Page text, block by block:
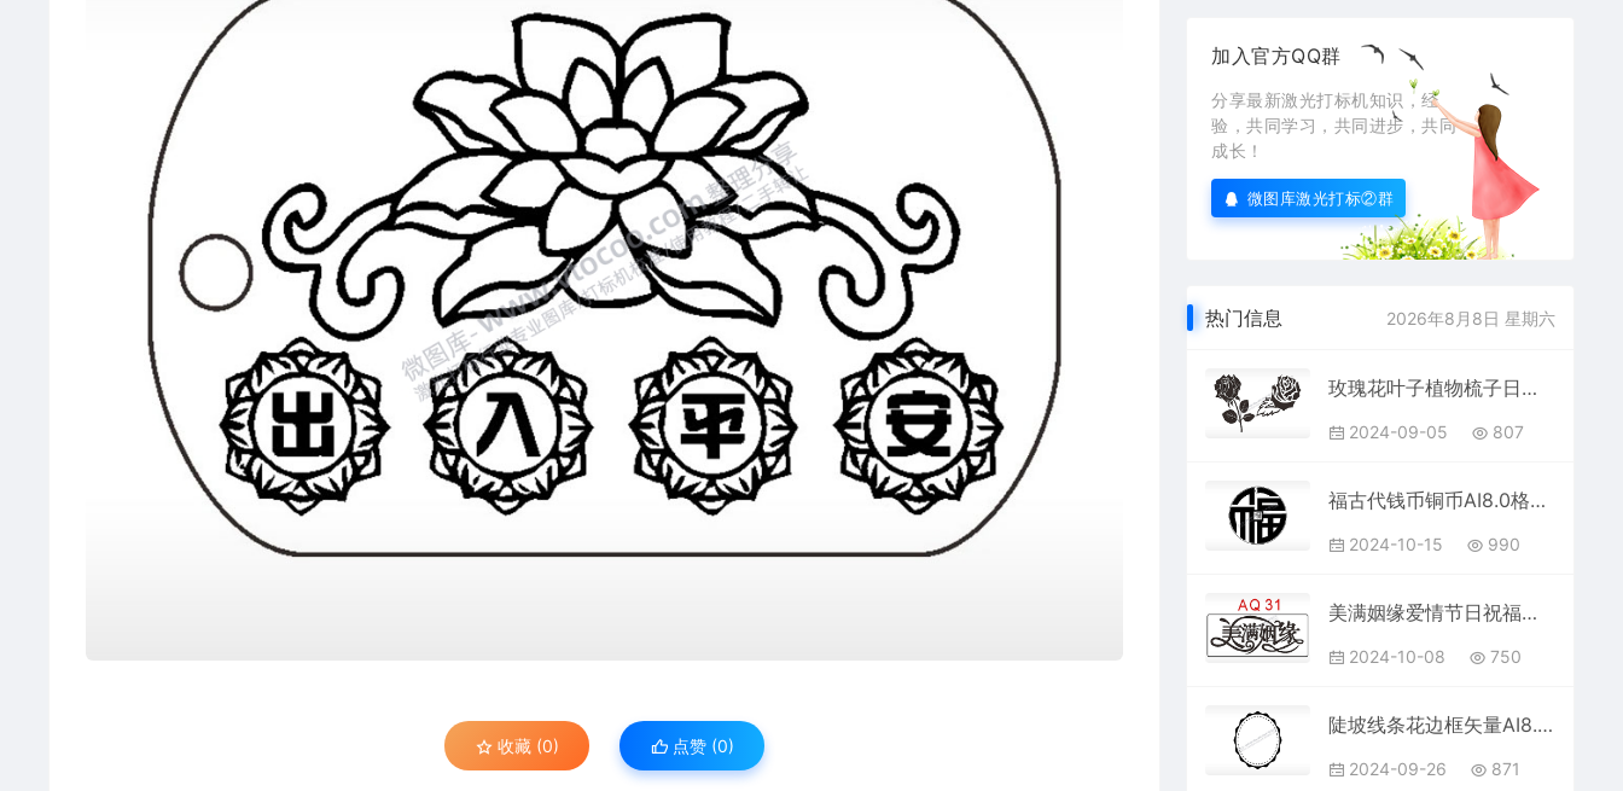
收藏 (0) 点赞 (0)
加入官方QQ群
分享最新激光打标机知识，经
验，共同学习，共同进步，共同
成长！
微图库激光打标②群
热门信息 2026年8月8日 星期六
玫瑰花叶子植物梳子日常用品AI8.0格式激光打标文件通用矢量图
2024-09-05 807
福古代钱币铜币AI8.0格式激光打标文件通用矢量图
2024-10-15 990
美满姻缘爱情节日祝福艺术文字AI8.0格式激光打标文件通用矢量图
2024-10-08 750
陡坡线条花边框矢量AI8.0格式激光打标文件通用矢量图
2024-09-26 871